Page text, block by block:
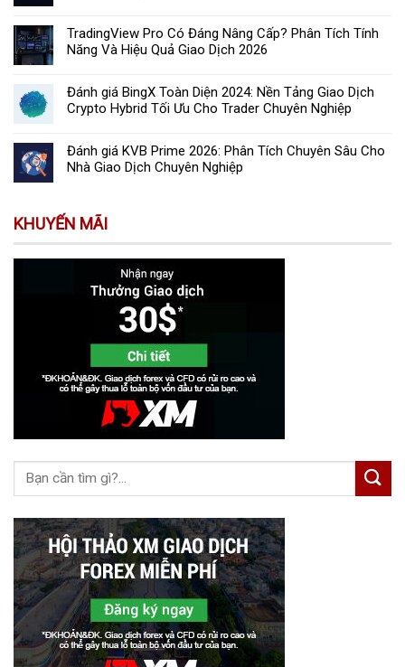
TradingView Pro Có Đáng Nâng Cấp? Phân Tích Tính
Năng Và Hiệu Quả Giao Dịch 2026
Đánh giá BingX Toàn Diện 2024: Nền Tảng Giao Dịch
Crypto Hybrid Tối Ưu Cho Trader Chuyên Nghiệp
Đánh giá KVB Prime 2026: Phân Tích Chuyên Sâu Cho
Nhà Giao Dịch Chuyên Nghiệp
KHUYẾN MÃI